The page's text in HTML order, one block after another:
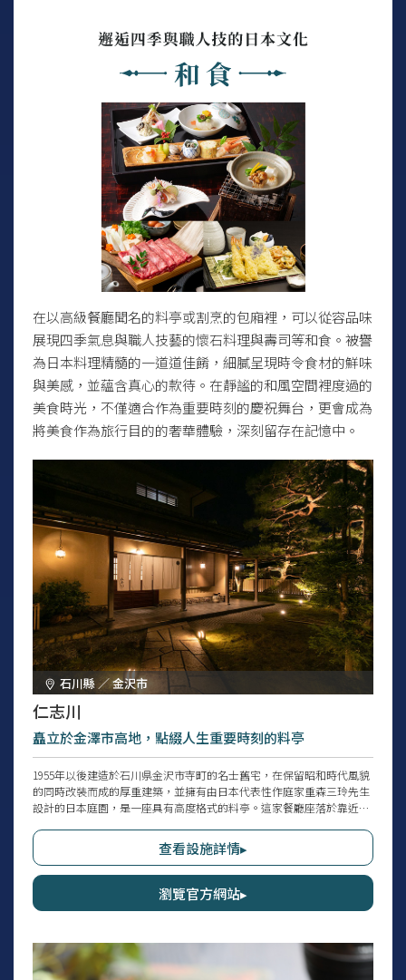
在以高級餐廳聞名的料亭或割烹的包廂裡，可以從容品味
展現四季氣息與職人技藝的懷石料理與壽司等和食。被譽
為日本料理精髓的一道道佳餚，細膩呈現時令食材的鮮味
與美感，並蘊含真心的款待。在靜謐的和風空間裡度過的
美食時光，不僅適合作為重要時刻的慶祝舞台，更會成為
將美食作為旅行目的的奢華體驗，深刻留存在記憶中。
石川縣 ／ 金沢市
仁志川
矗立於金澤市高地，點綴人生重要時刻的料亭
1955年以後建造於石川県金沢市寺町的名士舊宅，在保留昭和時代風貌
的同時改裝而成的厚重建築，並擁有由日本代表性作庭家重森三玲先生
設計的日本庭園，是一座具有高度格式的料亭。這家餐廳座落於靠近犀
望被燈光照亮的夢幻日本庭園，同時享用富含北陸美味的餐點。在名店
累積經驗、擁有確實技藝的資深料理人所製作的傳統日本料理，以及溫
柔迎接訪客的女將款待，最適合用來慶祝人生重要的節日。
查看設施詳情▸
瀏覽官方網站▸